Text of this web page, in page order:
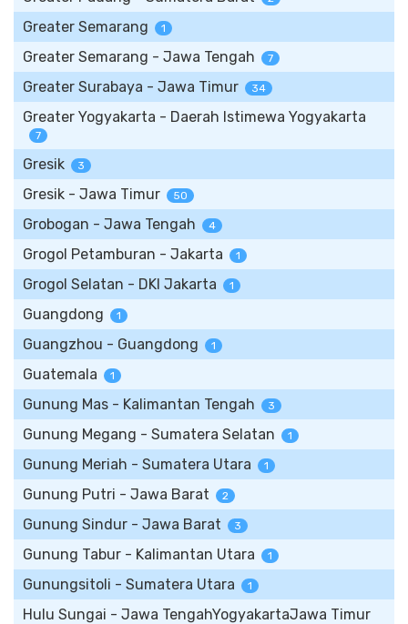
Greater Semarang 1
Greater Semarang - Jawa Tengah 7
Greater Surabaya - Jawa Timur 34
Greater Yogyakarta - Daerah Istimewa Yogyakarta
7
Gresik 3
Gresik - Jawa Timur 50
Grobogan - Jawa Tengah 4
Grogol Petamburan - Jakarta 1
Grogol Selatan - DKI Jakarta 1
Guangdong 1
Guangzhou - Guangdong 1
Guatemala 1
Gunung Mas - Kalimantan Tengah 3
Gunung Megang - Sumatera Selatan 1
Gunung Meriah - Sumatera Utara 1
Gunung Putri - Jawa Barat 2
Gunung Sindur - Jawa Barat 3
Gunung Tabur - Kalimantan Utara 1
Gunungsitoli - Sumatera Utara 1
Hulu Sungai - Jawa TengahYogyakartaJawa Timur